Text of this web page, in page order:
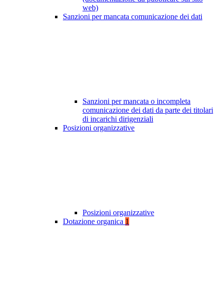
web)
Sanzioni per mancata comunicazione dei dati
Sanzioni per mancata o incompleta
comunicazione dei dati da parte dei titolari
di incarichi dirigenziali
Posizioni organizzative
Posizioni organizzative
Dotazione organica 1